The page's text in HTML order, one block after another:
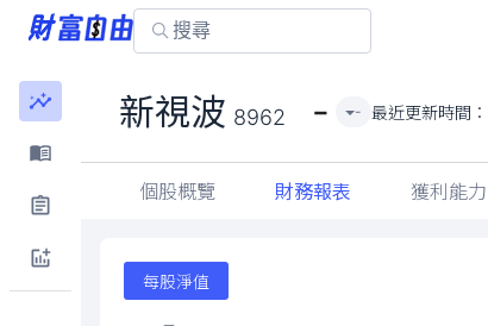
新視波 8962 - - 最近更新時間：
個股概覽 財務報表 獲利能力
每股淨值